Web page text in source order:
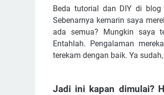
Beda tutorial dan DIY di blog
Sebenarnya kemarin saya
ada semua? Mungkin saya
Entahlah. Pengalaman
terekam dengan baik. Ya
Jadi ini kapan dimulai?